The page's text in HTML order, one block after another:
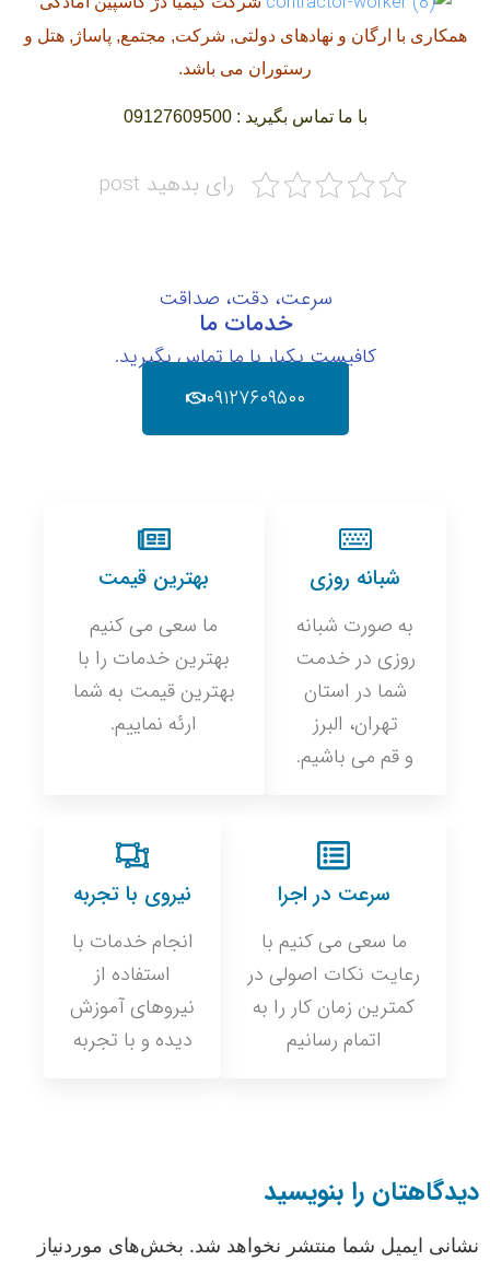
همکاری با ارگان و نهادهای دولتی, شرکت, مجتمع, پاساژ, هتل و
رستوران می باشد.
با ما تماس بگیرید : 09127609500
رای بدهید post
سرعت، دقت، صداقت
خدمات ما
کافیست یکبار با ما تماس بگیرید.
۰۹۱۲۷۶۰۹۵۰۰
شبانه روزی
به صورت شبانه
روزی در خدمت
شما در استان
تهران، البرز
و قم می باشیم.
بهترین قیمت
ما سعی می کنیم
بهترین خدمات را با
بهترین قیمت به شما
ارئه نماییم.
سرعت در اجرا
ما سعی می کنیم با
رعایت نکات اصولی در
کمترین زمان کار را به
اتمام رسانیم
نیروی با تجربه
انجام خدمات با
استفاده از
نیروهای آموزش
دیده و با تجربه
دیدگاهتان را بنویسید
نشانی ایمیل شما منتشر نخواهد شد. بخش‌های موردنیاز